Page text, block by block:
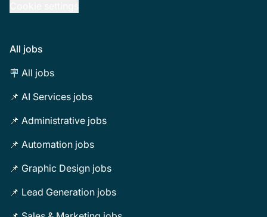
All jobs
🪧 All jobs
📌 AI Services jobs
📌 Administrative jobs
📌 Automation jobs
📌 Graphic Design jobs
📌 Lead Generation jobs